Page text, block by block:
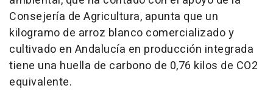
Consejería de Agricultura, apunta que un
kilogramo de arroz blanco comercializado y
cultivado en Andalucía en producción integrada
tiene una huella de carbono de 0,76 kilos de CO2
equivalente.